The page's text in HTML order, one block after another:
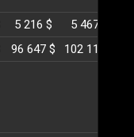
5 216 $ 5 467 $
96 647 $ 102 115 $